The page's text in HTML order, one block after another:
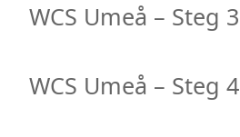
WCS Umeå – Steg 3
WCS Umeå – Steg 4